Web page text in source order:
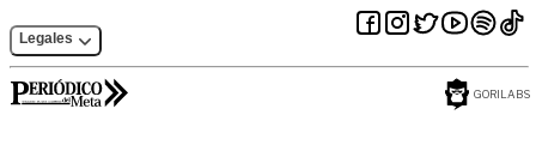
Legales
GORILABS